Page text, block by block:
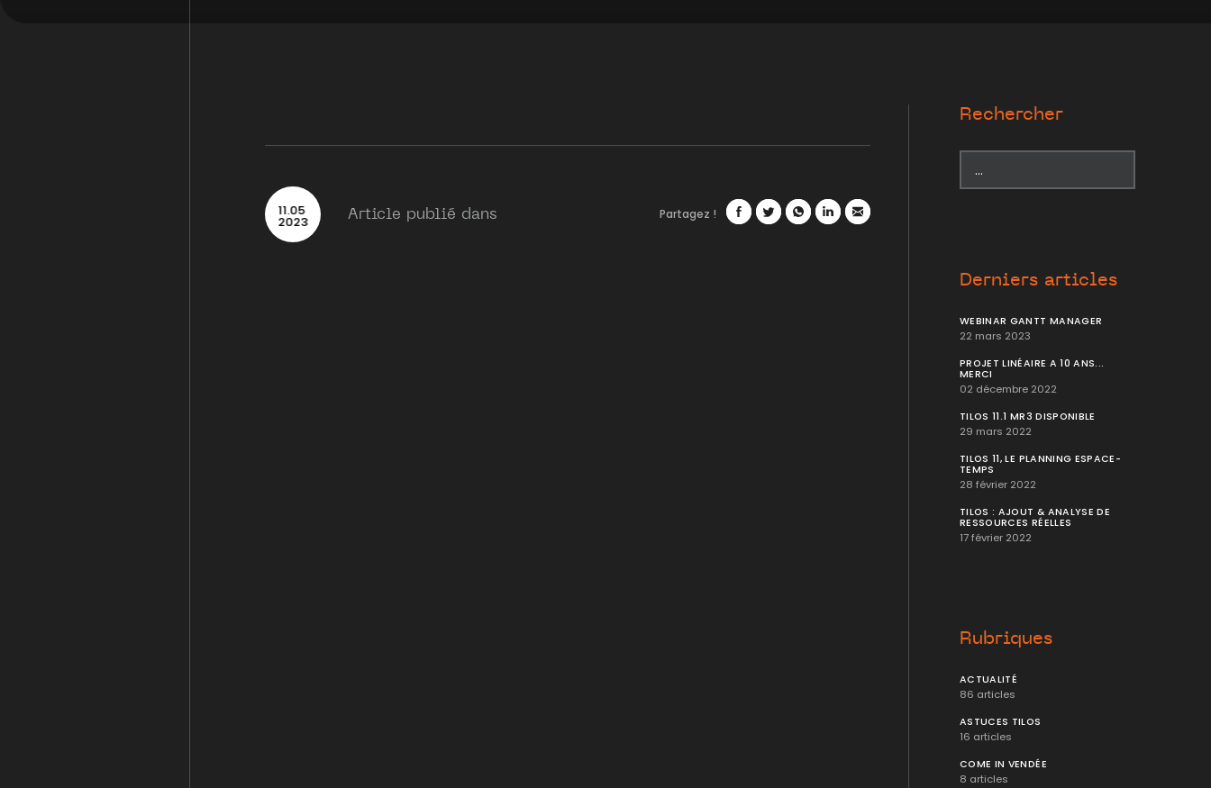
11.05
2023 Article publié dans Partagez !
Rechercher
Derniers articles
WEBINAR GANTT MANAGER
22 mars 2023
PROJET LINÉAIRE A 10 ANS...
MERCI
02 décembre 2022
TILOS 11.1 MR3 DISPONIBLE
29 mars 2022
TILOS 11, LE PLANNING ESPACE-
TEMPS
28 février 2022
TILOS : AJOUT & ANALYSE DE
RESSOURCES RÉELLES
17 février 2022
Rubriques
ACTUALITÉ
86 articles
ASTUCES TILOS
16 articles
COME IN VENDÉE
8 articles